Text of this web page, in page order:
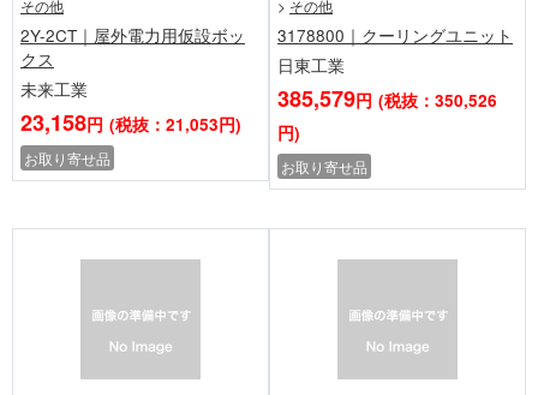
その他
2Y-2CT｜屋外電力用仮設ボッ
クス
未来工業
23,158円 (税抜：21,053円)
お取り寄せ品
> その他
3178800｜クーリングユニット
日東工業
385,579円 (税抜：350,526
円)
お取り寄せ品